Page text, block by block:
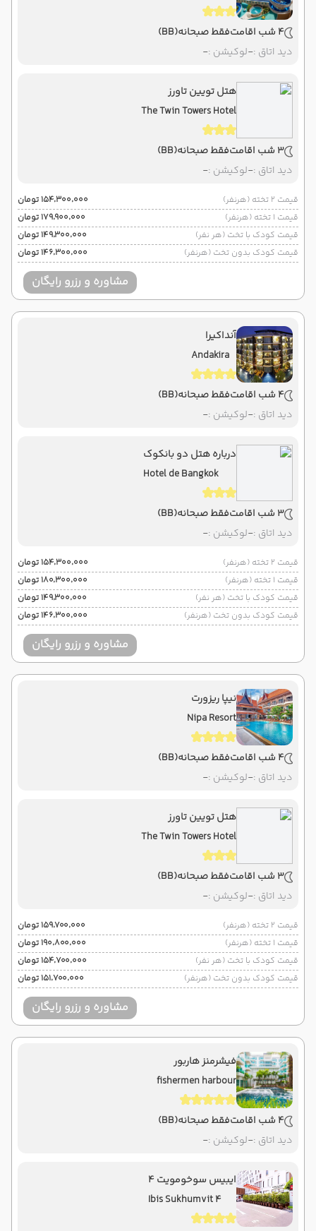
4 شب اقامت فقط صبحانه(BB)
دید اتاق :-لوکیشن :-
هتل تویین تاورز
The Twin Towers Hotel
3 شب اقامت فقط صبحانه(BB)
دید اتاق :-لوکیشن :-
قیمت 2 تخته (هرنفر)
۱۵۴٬۳۰۰٬۰۰۰ تومان
قیمت 1 تخته (هرنفر)
۱۷۹٬۹۰۰٬۰۰۰ تومان
قیمت کودک با تخت (هر نفر)
۱۴۹٬۳۰۰٬۰۰۰ تومان
قیمت کودک بدون تخت (هرنفر)
۱۴۶٬۳۰۰٬۰۰۰ تومان
مشاوره و رزرو رایگان
آنداکیرا
Andakira
4 شب اقامت فقط صبحانه(BB)
دید اتاق :-لوکیشن :-
درباره هتل دو بانکوک
Hotel de Bangkok
3 شب اقامت فقط صبحانه(BB)
دید اتاق :-لوکیشن :-
قیمت 2 تخته (هرنفر)
۱۵۴٬۳۰۰٬۰۰۰ تومان
قیمت 1 تخته (هرنفر)
۱۸۰٬۳۰۰٬۰۰۰ تومان
قیمت کودک با تخت (هر نفر)
۱۴۹٬۳۰۰٬۰۰۰ تومان
قیمت کودک بدون تخت (هرنفر)
۱۴۶٬۳۰۰٬۰۰۰ تومان
مشاوره و رزرو رایگان
نیپا ریزورت
Nipa Resort
4 شب اقامت فقط صبحانه(BB)
دید اتاق :-لوکیشن :-
هتل تویین تاورز
The Twin Towers Hotel
3 شب اقامت فقط صبحانه(BB)
دید اتاق :-لوکیشن :-
قیمت 2 تخته (هرنفر)
۱۵۹٬۷۰۰٬۰۰۰ تومان
قیمت 1 تخته (هرنفر)
۱۹۰٬۸۰۰٬۰۰۰ تومان
قیمت کودک با تخت (هر نفر)
۱۵۴٬۷۰۰٬۰۰۰ تومان
قیمت کودک بدون تخت (هرنفر)
۱۵۱٬۷۰۰٬۰۰۰ تومان
مشاوره و رزرو رایگان
فیشرمنز هاربور
fishermen harbour
4 شب اقامت فقط صبحانه(BB)
دید اتاق :-لوکیشن :-
ایبیس سوخومویت 4
Ibis Sukhumvit 4